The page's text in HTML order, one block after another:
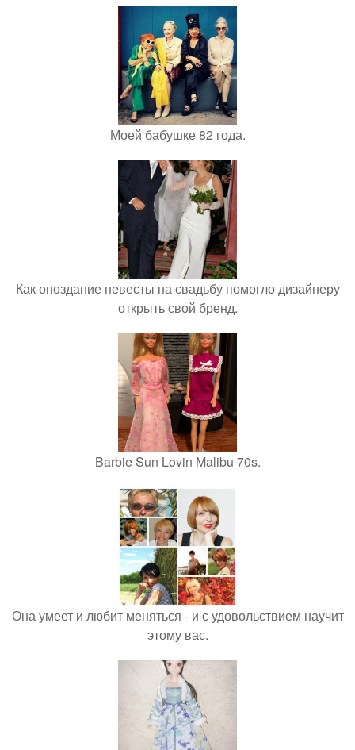
Моей бабушке 82 года.
Как опоздание невесты на свадьбу помогло дизайнеру
открыть свой бренд.
Barbie Sun Lovin Malibu 70s.
Она умеет и любит меняться - и с удовольствием научит
этому вас.